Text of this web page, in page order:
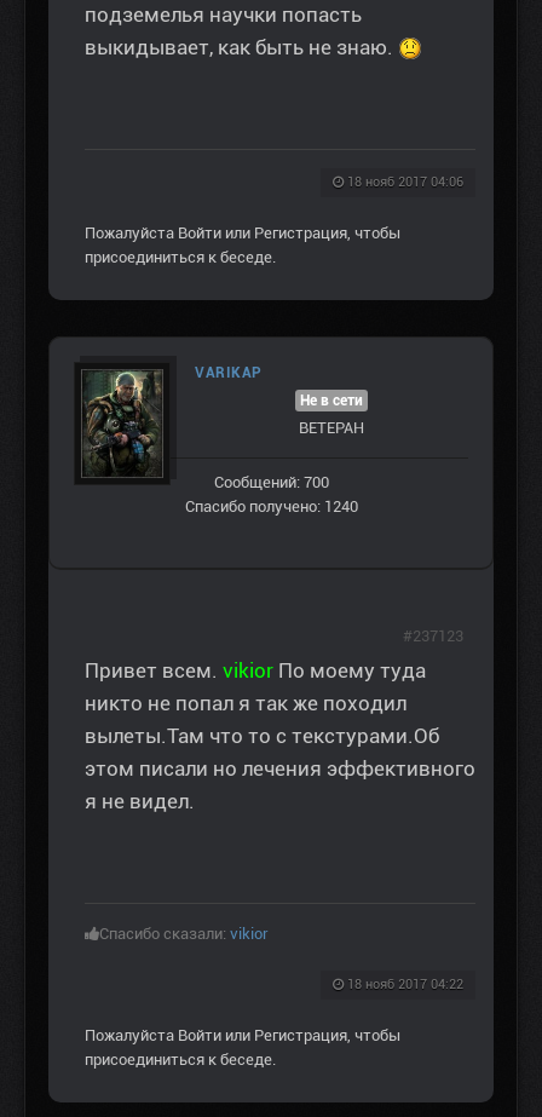
подземелья научки попасть
выкидывает, как быть не знаю.
18 нояб 2017 04:06
Пожалуйста Войти или Регистрация , чтобы
присоединиться к беседе.
VARIKAP
Не в сети
ВЕТЕРАН
Сообщений: 700
Спасибо получено: 1240
Привет всем. vikior По моему туда
никто не попал я так же походил
вылеты.Там что то с текстурами.Об
этом писали но лечения эффективного
я не видел.
Спасибо сказали: vikior
18 нояб 2017 04:22
#237123
Пожалуйста Войти или Регистрация , чтобы
присоединиться к беседе.